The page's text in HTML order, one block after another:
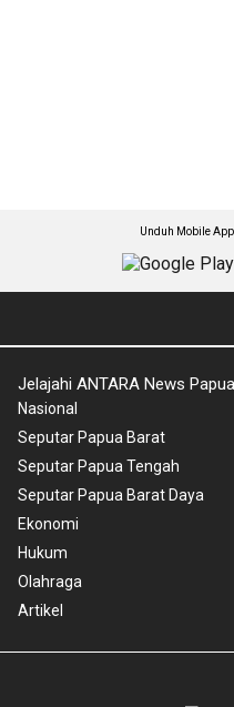
Unduh Mobile
Jelajahi ANTARA News
Nasional
Seputar Papua Barat
Seputar Papua Tengah
Seputar Papua Barat Daya
Ekonomi
Hukum
Olahraga
Artikel